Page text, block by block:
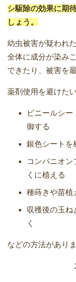
シ駆除の効果に期
しょう。
幼虫被害が疑われ
全体に成分が染み
できたり、被害を
薬剤使用を避けた
ビニールシ
御する
銀色シートを
コンパニオン
くに植える
種蒔きや苗植
収穫後の玉ね
く
などの方法がありま